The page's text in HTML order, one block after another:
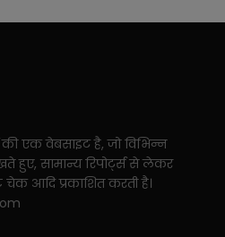
एक वेबसाइट है, जो विभिन्न
हुए, सामान्य रिपोर्ट्स से लेकर
आदि प्रकाशित करती है।